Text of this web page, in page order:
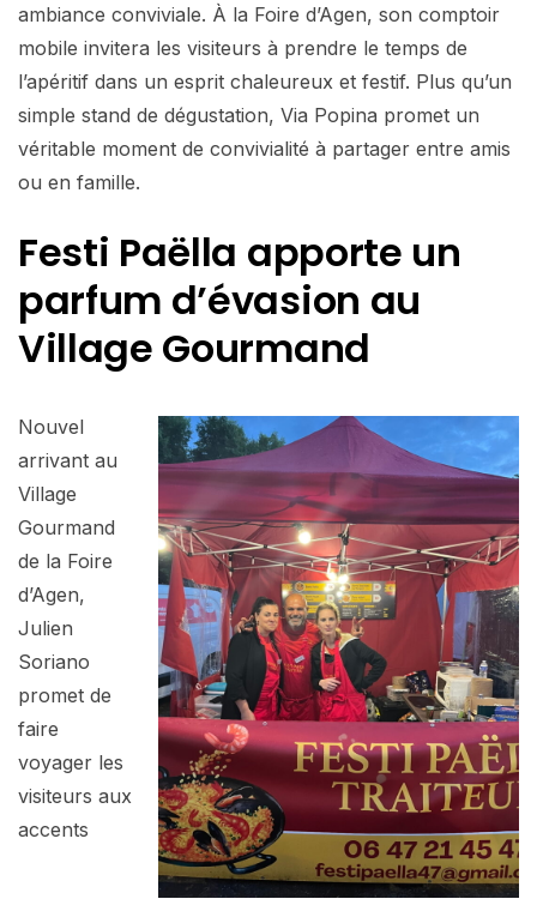
ambiance conviviale. À la Foire d’Agen, son comptoir
mobile invitera les visiteurs à prendre le temps de
l’apéritif dans un esprit chaleureux et festif. Plus qu’un
simple stand de dégustation, Via Popina promet un
véritable moment de convivialité à partager entre amis
ou en famille.
Festi Paëlla apporte un
parfum d’évasion au
Village Gourmand
Nouvel
arrivant au
Village
Gourmand
de la Foire
d’Agen,
Julien
Soriano
promet de
faire
voyager les
visiteurs aux
accents